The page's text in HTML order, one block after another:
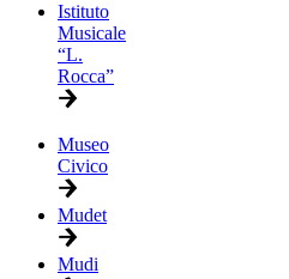
Istituto
Musicale
“L.
Rocca”
Museo
Civico
Mudet
Mudi